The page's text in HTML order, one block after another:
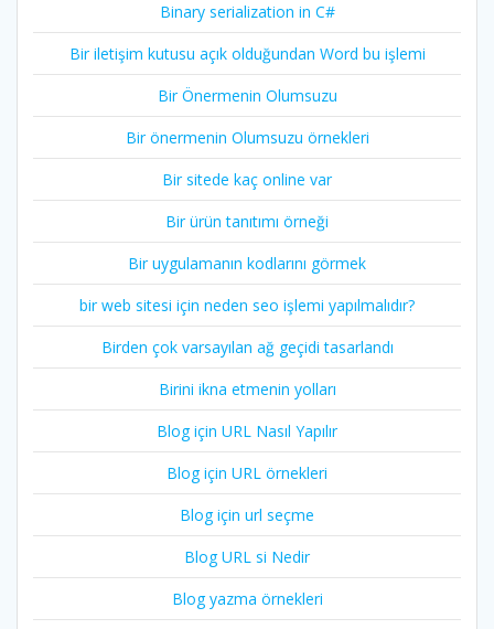
Binary serialization in C#
Bir iletişim kutusu açık olduğundan Word bu işlemi
Bir Önermenin Olumsuzu
Bir önermenin Olumsuzu örnekleri
Bir sitede kaç online var
Bir ürün tanıtımı örneği
Bir uygulamanın kodlarını görmek
bir web sitesi için neden seo işlemi yapılmalıdır?
Birden çok varsayılan ağ geçidi tasarlandı
Birini ikna etmenin yolları
Blog için URL Nasıl Yapılır
Blog için URL örnekleri
Blog için url seçme
Blog URL si Nedir
Blog yazma örnekleri